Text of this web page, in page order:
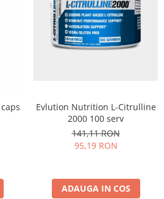
Evlution Nutrition L-Citrulline
2000 100 serv
141,11 RON
95,19 RON
ADAUGA IN COS